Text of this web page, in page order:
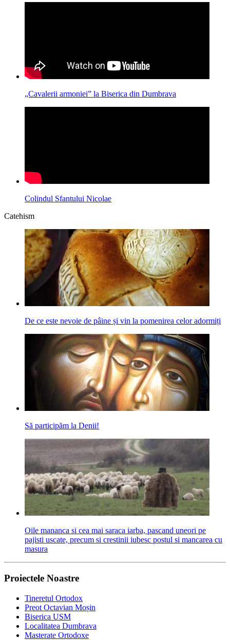
„Cavalerii armoniei” la Biserica din Dumbrava
Colindul Sfantului Nicolae
Catehism
De ce este nevoie de pâine și vin la pomenirea celor adormiți
Să participăm la Denii!
Oile mananca si cea mai saraca iarba, pascand uneori pe
pajisti uscate, precum si crestinii iubesc postul si mancarea cu
masura
Proiectele Noastre
Tineretul Ortodox
Preot Octavian Moșin
Biserica USM
Localitatea Dumbrava
Masterate Ortodoxe